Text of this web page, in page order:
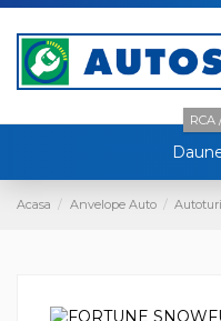
RCA
Acasa Anvelope Auto